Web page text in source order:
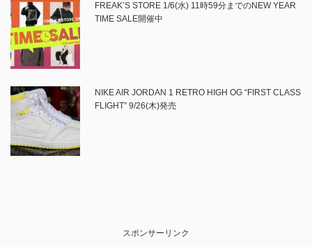
FREAK’S STORE 1/6(水) 11時59分までのNEW YEAR
TIME SALE開催中
NIKE AIR JORDAN 1 RETRO HIGH OG “FIRST CLASS
FLIGHT” 9/26(木)発売
スポンサーリンク